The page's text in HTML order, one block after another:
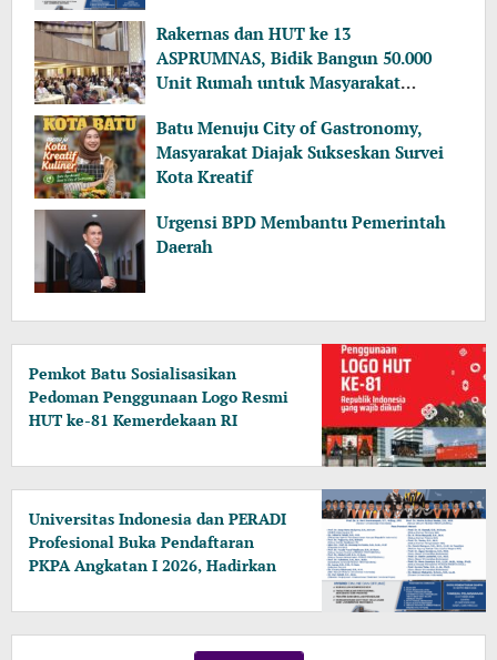
Rakernas dan HUT ke 13
ASPRUMNAS, Bidik Bangun 50.000
Unit Rumah untuk Masyarakat
Batu Menuju City of Gastronomy,
Masyarakat Diajak Sukseskan Survei
Kota Kreatif
Urgensi BPD Membantu Pemerintah
Daerah
Pemkot Batu Sosialisasikan
Pedoman Penggunaan Logo Resmi
HUT ke-81 Kemerdekaan RI
Universitas Indonesia dan PERADI
Profesional Buka Pendaftaran
PKPA Angkatan I 2026, Hadirkan
hingga KPK